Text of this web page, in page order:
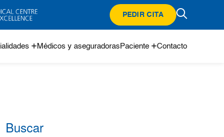
PEDIR CITA
Médicos y aseguradoras Paciente Contacto
Buscar